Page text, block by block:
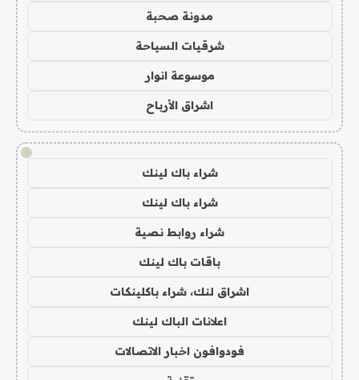
مدونة صحبة
شرقيات السياحة
موسوعة انوار
اشراق الأرباح
!
شراء باك لينك
شراء باك لينك
شراء روابط نصية
باقات باك لينك
اشراق لنك، شراء باكلينكات
اعلانات الباك لينك
فودوافون اخبار الاتصالات